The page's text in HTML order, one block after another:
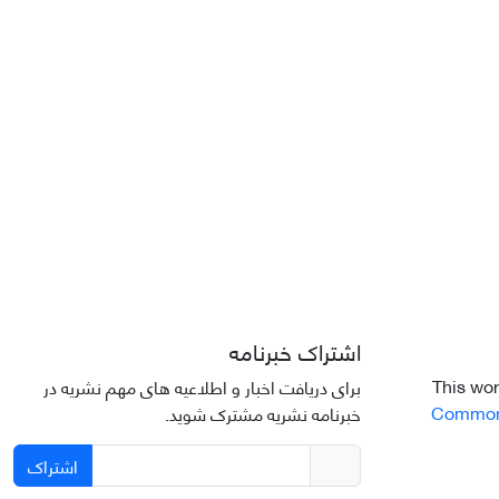
This
اشتراک خبرنامه
برای دریافت اخبار و اطلاعیه های مهم نشریه در
خبرنامه نشریه مشترک شوید.
اشتراک